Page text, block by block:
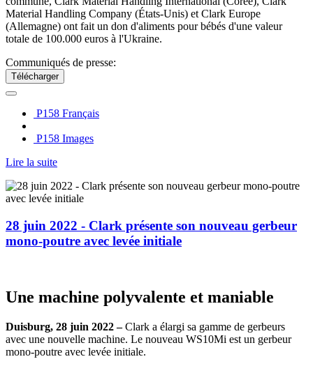
Material Handling Company (États-Unis) et Clark Europe
(Allemagne) ont fait un don d'aliments pour bébés d'une valeur
totale de 100.000 euros à l'Ukraine.
Communiqués de presse:
Télécharger
P158 Français
P158 Images
Lire la suite
28 juin 2022 - Clark présente son nouveau gerbeur
mono-poutre avec levée initiale
Une machine polyvalente et maniable
Duisburg, 28 juin 2022 –Clark a élargi sa gamme de gerbeurs
avec une nouvelle machine. Le nouveau WS10Mi est un gerbeur
mono-poutre avec levée initiale.